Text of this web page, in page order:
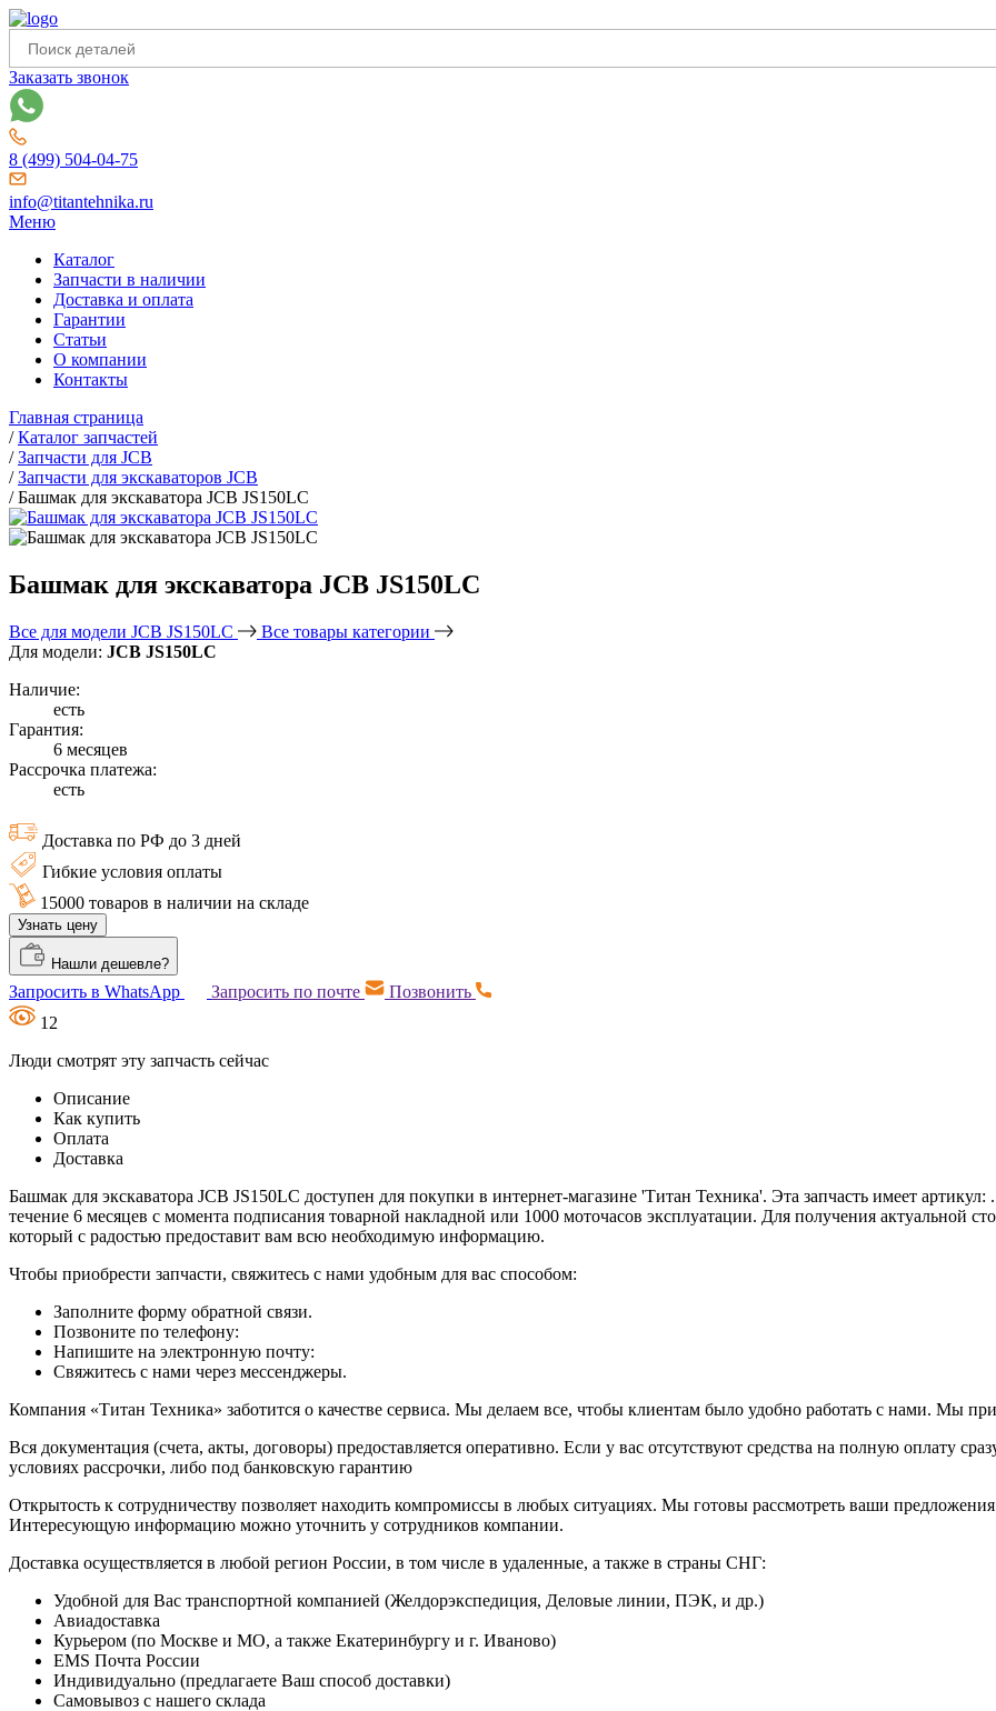
Заказать звонок
8 (499) 504-04-75
info@titantehnika.ru
Меню
Каталог
Запчасти в наличии
Доставка и оплата
Гарантии
Статьи
О компании
Контакты
Главная страница
/Каталог запчастей
/Запчасти для JCB
/Запчасти для экскаваторов JCB
/Башмак для экскаватора JCB JS150LC
Башмак для экскаватора JCB JS150LC
Все для модели JCB JS150LC
Все товары категории
Для модели: JCB JS150LC
Наличие:
есть
Гарантия:
6 месяцев
Рассрочка платежа:
есть
Доставка по РФ до 3 дней
Гибкие условия оплаты
15000 товаров в наличии на складе
Узнать цену
Нашли дешевле?
Запросить в WhatsApp Запросить по почте
Позвонить
12
Люди смотрят эту запчасть сейчас
Описание
Как купить
Оплата
Доставка
Башмак для экскаватора JCB JS150LC доступен для покупки в интернет-магазине 'Титан Техника'. Эта запчасть имеет
течение 6 месяцев с момента подписания товарной накладной или 1000 моточасов эксплуатации. Для получения актуальной
который с радостью предоставит вам всю необходимую информацию.
Чтобы приобрести запчасти, свяжитесь с нами удобным для вас способом:
Заполните форму обратной связи.
Позвоните по телефону:
Напишите на электронную почту:
Свяжитесь с нами через мессенджеры.
Компания «Титан Техника» заботится о качестве сервиса. Мы делаем все, чтобы клиентам было удобно работать с нами. Мы
Вся документация (счета, акты, договоры) предоставляется оперативно. Если у вас отсутствуют средства на полную оплату
условиях рассрочки, либо под банковскую гарантию
Открытость к сотрудничеству позволяет находить компромиссы в любых ситуациях. Мы готовы рассмотреть ваши
Интересующую информацию можно уточнить у сотрудников компании.
Доставка осуществляется в любой регион России, в том числе в удаленные, а также в страны СНГ:
Удобной для Вас транспортной компанией (Желдорэкспедиция, Деловые линии, ПЭК, и др.)
Авиадоставка
Курьером (по Москве и МО, а также Екатеринбургу и г. Иваново)
EMS Почта России
Индивидуально (предлагаете Ваш способ доставки)
Самовывоз с нашего склада